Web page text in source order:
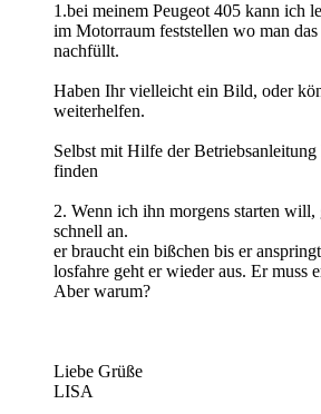
1.bei meinem Peugeot 405 kann ich
im Motorraum feststellen wo man
nachfüllt.
Haben Ihr vielleicht ein Bild, oder
weiterhelfen.
Selbst mit Hilfe der
finden
2. Wenn ich ihn morgens starten will,
schnell an.
er braucht ein bißchen bis er
losfahre geht er wieder aus. Er muss
Aber warum?
Liebe Grüße
LISA